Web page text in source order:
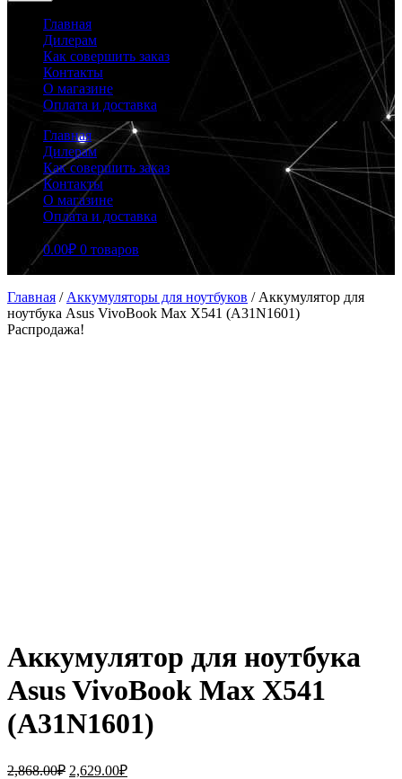
Главная
Дилерам
Как совершить заказ
Контакты
О магазине
Оплата и доставка
Главная
Дилерам
Как совершить заказ
Контакты
О магазине
Оплата и доставка
0.00₽ 0 товаров
Главная / Аккумуляторы для ноутбуков / Аккумулятор для
ноутбука Asus VivoBook Max X541 (A31N1601)
Распродажа!
Аккумулятор для ноутбука
Asus VivoBook Max X541
(A31N1601)
2,868.00₽ Первоначальная
2,629.00₽Текущая